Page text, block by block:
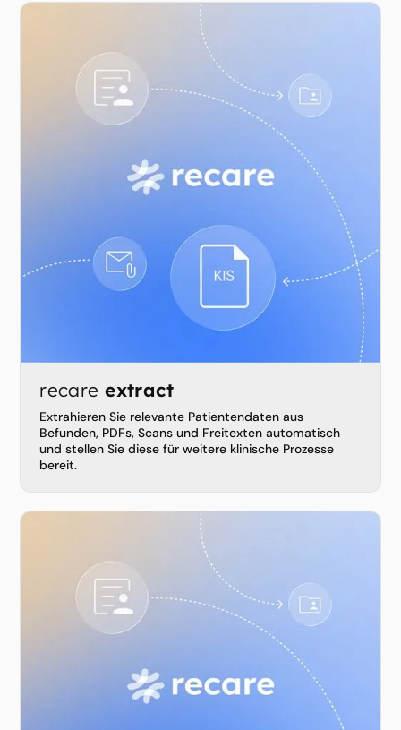
recareextract
Extrahieren Sie relevante Patientendaten aus
Befunden, PDFs, Scans und Freitexten automatisch
und stellen Sie diese für weitere klinische Prozesse
bereit.